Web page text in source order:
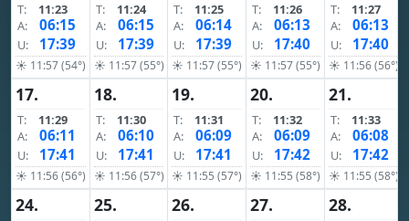
T:
11:23
A:
06:15
U: 17:39
☀ 11:57 (54°)
T:
11:24
A:
06:15
U: 17:39
☀ 11:57 (55°)
T:
11:25
A:
06:14
U: 17:39
☀ 11:57 (55°)
T:
11:26
A:
06:13
U: 17:40
☀ 11:57 (55°)
T:
11:27
A:
06:13
U: 17:40
☀ 11:56 (56°)
17.
T:
11:29
A:
06:11
U: 17:41
☀ 11:56 (56°)
18.
T:
11:30
A:
06:10
U: 17:41
☀ 11:56 (57°)
19.
T:
11:31
A:
06:09
U: 17:41
☀ 11:55 (57°)
20.
T:
11:32
A:
06:09
U: 17:42
☀ 11:55 (58°)
21.
T:
11:33
A:
06:08
U: 17:42
☀ 11:55 (58°)
24. 25. 26. 27. 28.